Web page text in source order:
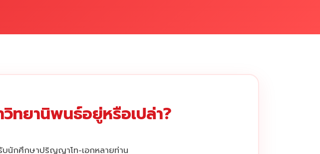
ทยานิพนธ์อยู่หรือเปล่า?
บนักศึกษาปริญญาโท-เอกหลายท่าน